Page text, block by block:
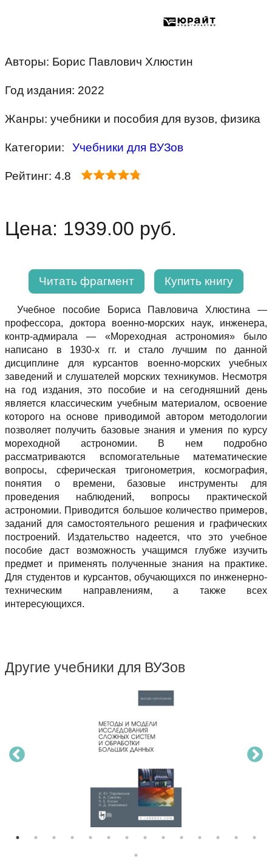
Авторы: Борис Павлович Хлюстин
Год издания: 2022
Жанры: учебники и пособия для вузов, физика
Категории: Учебники для ВУЗов
Рейтинг: 4.8
Цена: 1939.00 руб.
Читать фрагмент Купить книгу
Учебное пособие Бориса Павловича Хлюстина —
профессора, доктора военно-морских наук, инженера,
контр-адмирала — «Мореходная астрономия» было
написано в 1930-х гг. и стало лучшим по данной
дисциплине для курсантов военно-морских учебных
заведений и слушателей морских техникумов. Несмотря
на год издания, это пособие и на сегодняшний день
является классическим учебным материалом, освоение
которого на основе приводимой автором методологии
позволяет получить базовые знания и умения по курсу
мореходной астрономии. В нем подробно
рассматриваются вспомогательные математические
вопросы, сферическая тригонометрия, космография,
понятия о времени, базовые инструменты для
проведения наблюдений, вопросы практической
астрономии. Приводится большое количество примеров,
заданий для самостоятельного решения и графических
построений. Издательство надеется, что это учебное
пособие даст возможность учащимся глубже изучить
предмет и применять полученные знания на практике.
Для студентов и курсантов, обучающихся по инженерно-
техническим направлениям, а также всех
интересующихся.
Другие учебники для ВУЗов